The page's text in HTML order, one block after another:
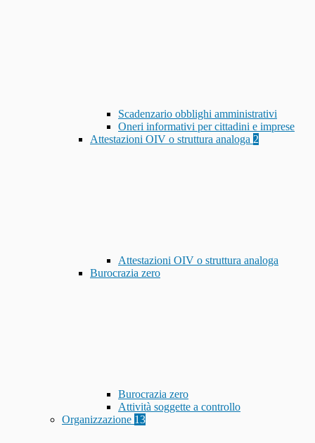
Scadenzario obblighi amministrativi
Oneri informativi per cittadini e imprese
Attestazioni OIV o struttura analoga 2
Attestazioni OIV o struttura analoga
Burocrazia zero
Burocrazia zero
Attività soggette a controllo
Organizzazione 13